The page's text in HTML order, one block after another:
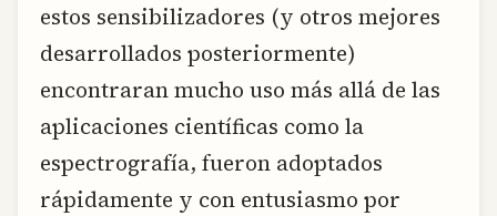
estos sensibilizadores (y otros mejores
desarrollados posteriormente)
encontraran mucho uso más allá de las
aplicaciones científicas como la
espectrografía, fueron adoptados
rápidamente y con entusiasmo por